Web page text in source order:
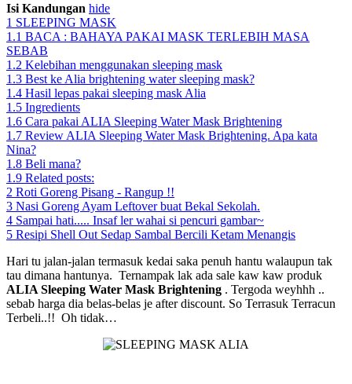
Isi Kandungan hide
1 SLEEPING MASK
1.1 BACA : BAHAYA PAKAI MASK TERLEBIH MASA
SEBAB
1.2 Kelebihan menggunakan sleeping mask
1.3 Best ke Alia brightening water sleeping mask?
1.4 Hasil lepas pakai sleeping mask Alia
1.5 Ingredients
1.6 Cara pakai ALIA Sleeping Water Mask Brightening
1.7 Review ALIA Sleeping Water Mask Brightening. Apa kata
Nina?
1.8 Beli mana?
1.9 Related posts:
2 Roti Goreng Pisang - Rangup !!
3 Nasi Goreng Ayam Leftover buat Bekal Sekolah.
4 Sampai hati..... Insaf ler wahai si pencuri gambar~
5 Resipi Shell Out Sedap Sambal Bercili Ketam Menangis
Hari tu jalan-jalan termasuk kedai saka penuh hantu walaupun tak
tau dimana hantunya. Ternampak lak ada sale kaw kaw produk
ALIA Sleeping Water Mask Brightening . Tergoda weyhhh ..
sebab harga dia belas-belas je after discount. So Terrasuk Terracun
Terbeli..!! Oh tidak…